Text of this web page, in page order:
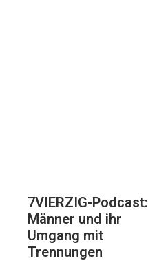
7VIERZIG-Podcast:
Männer und ihr
Umgang mit
Trennungen